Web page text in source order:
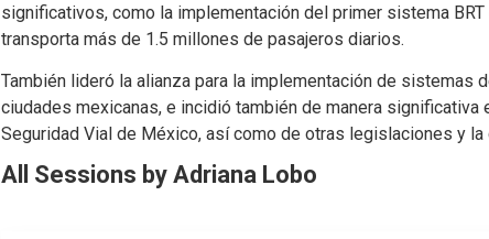
significativos, como la implementación del primer sistema
transporta más de 1.5 millones de pasajeros diarios.
También lideró la alianza para la implementación de sistemas
ciudades mexicanas, e incidió también de manera
Seguridad Vial de México, así como de otras legislaciones y
All Sessions by Adriana Lobo